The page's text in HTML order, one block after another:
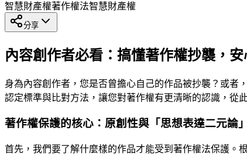
智慧財產權著作權法智慧財產權
分享
內容創作者必看：搞懂著作權抄襲，安
身為內容創作者，您是否曾擔心自己的作品被抄襲？或者
認定標準與比對方法，讓您對著作權有更清晰的認識，從
著作權保護的核心：原創性與「思想表達二元論」
首先，我們要了解什麼樣的作品才能受到著作權法保護。